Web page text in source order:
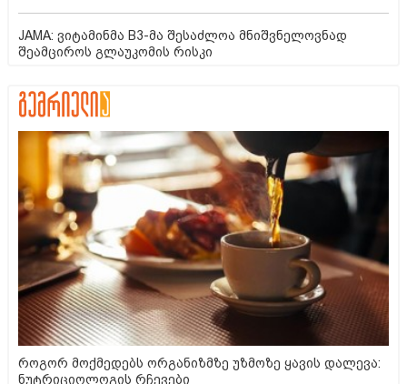
JAMA: ვიტამინმა B3-მა შესაძლოა მნიშვნელოვნად
შეამციროს გლაუკომის რისკი
როგორ მოქმედებს ორგანიზმზე უზმოზე ყავის დალევა:
ნუტრიციოლოგის რჩევები